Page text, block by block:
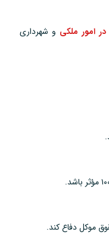
امور ملکی و شهرداری
موکل دفاع کند.